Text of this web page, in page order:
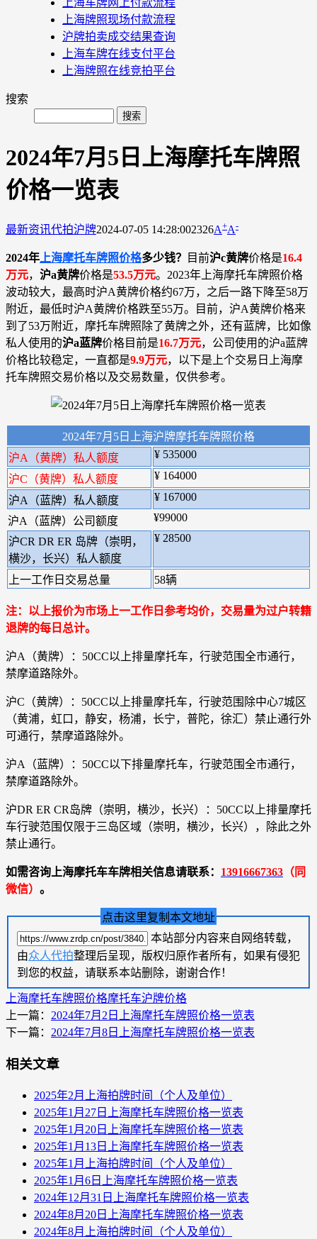
上海车牌网上付款流程
上海牌照现场付款流程
沪牌拍卖成交结果查询
上海车牌在线支付平台
上海牌照在线竞拍平台
搜索
2024年7月5日上海摩托车牌照
价格一览表
最新资讯代拍沪牌2024-07-05 14:28:002326A+A-
2024年 上海摩托车牌照价格多少钱？ 目前沪c黄牌价格是16.4
万元， 沪a黄牌价格是53.5万元。2023年上海摩托车牌照价格
波动较大，最高时沪A黄牌价格约67万，之后一路下降至58万
附近，最低时沪A黄牌价格跌至55万。目前，沪A黄牌价格来
到了53万附近，摩托车牌照除了黄牌之外，还有蓝牌，比如像
私人使用的沪a蓝牌价格目前是16.7万元，公司使用的沪a蓝牌
价格比较稳定，一直都是9.9万元，以下是上个交易日上海摩
托车牌照交易价格以及交易数量，仅供参考。
2024年7月5日上海沪牌摩托车牌照价格
沪A（黄牌）私人额度
¥ 535000
沪C（黄牌）私人额度 ¥ 164000
沪A（蓝牌）私人额度
¥ 167000
沪A（蓝牌）公司额度
¥99000
沪CR DR ER 岛牌（崇明，
横沙，长兴）私人额度
¥ 28500
上一工作日交易总量 58辆
注：以上报价为市场上一工作日参考均价，交易量为过户转籍
退牌的每日总计。
沪A（黄牌）：50CC以上排量摩托车，行驶范围全市通行，
禁摩道路除外。
沪C（黄牌）：50CC以上排量摩托车，行驶范围除中心7城区
（黄浦，虹口，静安，杨浦，长宁，普陀，徐汇）禁止通行外
可通行，禁摩道路除外。
沪A（蓝牌）：50CC以下排量摩托车，行驶范围全市通行，
禁摩道路除外。
沪DR ER CR岛牌（崇明，横沙，长兴）：50CC以上排量摩托
车行驶范围仅限于三岛区域（崇明，横沙，长兴），除此之外
禁止通行。
如需咨询上海摩托车车牌相关信息请联系： 13916667363 （同
微信） 。
点击这里复制本文地址
本站部分内容来自网络转载，
由众人代拍整理后呈现，版权归原作者所有，如果有侵犯
到您的权益，请联系本站删除，谢谢合作！
上海摩托车牌照价格摩托车沪牌价格
上一篇： 2024年7月2日上海摩托车牌照价格一览表
下一篇： 2024年7月8日上海摩托车牌照价格一览表
相关文章
2025年2月上海拍牌时间（个人及单位）
2025年1月27日上海摩托车牌照价格一览表
2025年1月20日上海摩托车牌照价格一览表
2025年1月13日上海摩托车牌照价格一览表
2025年1月上海拍牌时间（个人及单位）
2025年1月6日上海摩托车牌照价格一览表
2024年12月31日上海摩托车牌照价格一览表
2024年8月20日上海摩托车牌照价格一览表
2024年8月上海拍牌时间（个人及单位）